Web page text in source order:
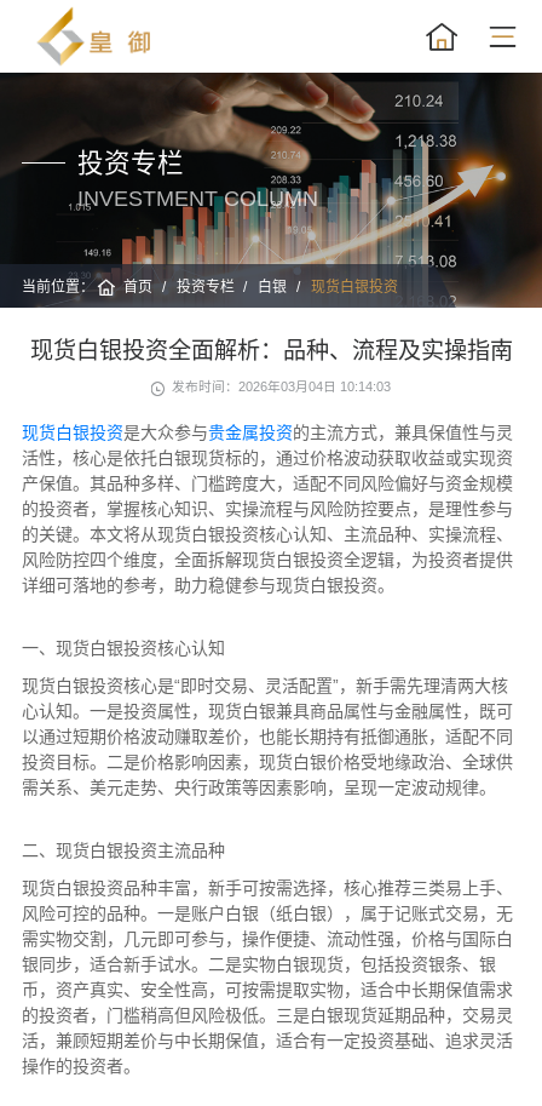
投资专栏
INVESTMENT COLUMN
当前位置： 首页 投资专栏 白银 现货白银投资
现货白银投资全面解析：品种、流程及实操指南
发布时间：2026年03月04日 10:14:03
现货白银投资是大众参与贵金属投资的主流方式，兼具保值性与灵
活性，核心是依托白银现货标的，通过价格波动获取收益或实现资
产保值。其品种多样、门槛跨度大，适配不同风险偏好与资金规模
的投资者，掌握核心知识、实操流程与风险防控要点，是理性参与
的关键。本文将从现货白银投资核心认知、主流品种、实操流程、
风险防控四个维度，全面拆解现货白银投资全逻辑，为投资者提供
详细可落地的参考，助力稳健参与现货白银投资。
一、现货白银投资核心认知
现货白银投资核心是“即时交易、灵活配置”，新手需先理清两大核
心认知。一是投资属性，现货白银兼具商品属性与金融属性，既可
以通过短期价格波动赚取差价，也能长期持有抵御通胀，适配不同
投资目标。二是价格影响因素，现货白银价格受地缘政治、全球供
需关系、美元走势、央行政策等因素影响，呈现一定波动规律。
二、现货白银投资主流品种
现货白银投资品种丰富，新手可按需选择，核心推荐三类易上手、
风险可控的品种。一是账户白银（纸白银），属于记账式交易，无
需实物交割，几元即可参与，操作便捷、流动性强，价格与国际白
银同步，适合新手试水。二是实物白银现货，包括投资银条、银
币，资产真实、安全性高，可按需提取实物，适合中长期保值需求
的投资者，门槛稍高但风险极低。三是白银现货延期品种，交易灵
活，兼顾短期差价与中长期保值，适合有一定投资基础、追求灵活
操作的投资者。